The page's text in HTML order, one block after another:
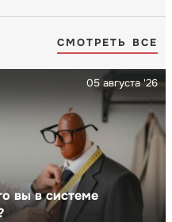
СМОТРЕТЬ ВСЕ
вы в системе
05 августа '26